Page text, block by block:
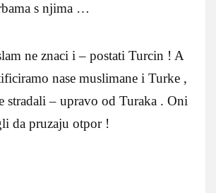
s njima …
ne znaci i – postati Turcin ! A
nase muslimane i Turke ,
stradali – upravo od Turaka . Oni
da pruzaju otpor !